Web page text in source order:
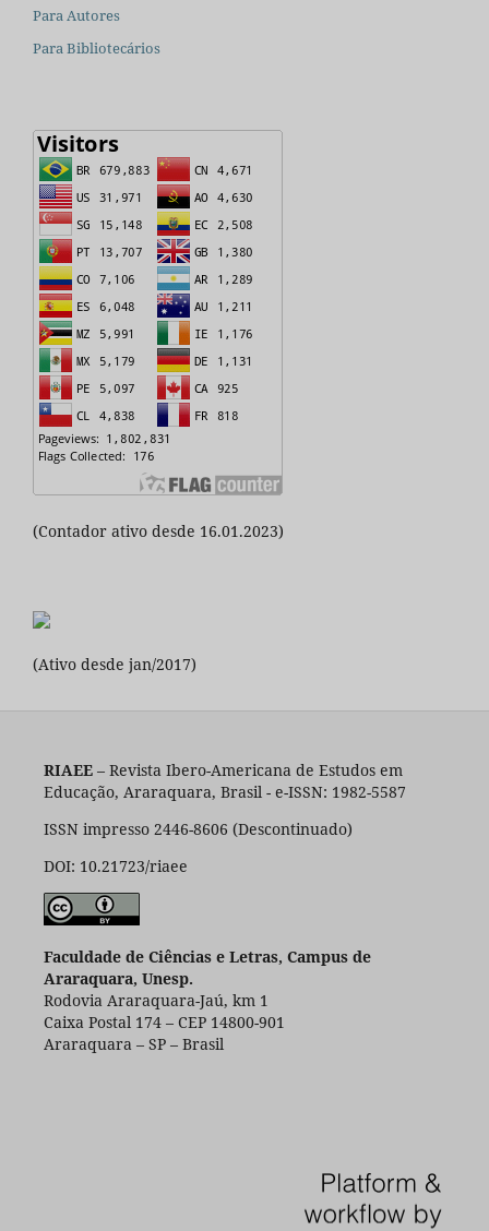
Para Autores
Para Bibliotecários
(Contador ativo desde 16.01.2023)
(Ativo desde jan/2017)
RIAEE– Revista Ibero-Americana de Estudos em
Educação, Araraquara, Brasil - e-ISSN: 1982-5587
ISSN impresso 2446-8606 (Descontinuado)
DOI: 10.21723/riaee
Faculdade de Ciências e Letras, Campus de
Araraquara, Unesp.
Rodovia Araraquara-Jaú, km 1
Caixa Postal 174 – CEP 14800-901
Araraquara – SP – Brasil